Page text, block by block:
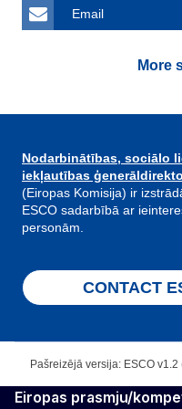
Email
More
Nodarbinātības, sociālo
iekļautības
(Eiropas Komisija) ir
ESCO sadarbībā ar
personām.
CONTACT
Pašreizējā versija: ESCO
Eiropas prasmju/